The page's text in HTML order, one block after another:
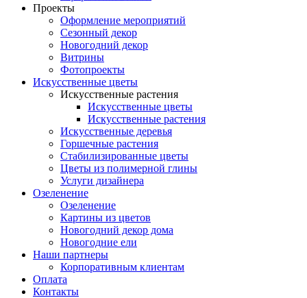
Проекты
Оформление мероприятий
Сезонный декор
Новогодний декор
Витрины
Фотопроекты
Искусственные цветы
Искусственные растения
Искусственные цветы
Искусственные растения
Искусственные деревья
Горшечные растения
Стабилизированные цветы
Цветы из полимерной глины
Услуги дизайнера
Озеленение
Озеленение
Картины из цветов
Новогодний декор дома
Новогодние ели
Наши партнеры
Корпоративным клиентам
Оплата
Контакты